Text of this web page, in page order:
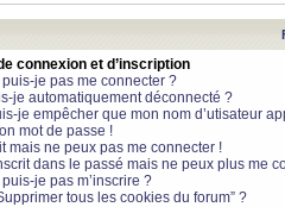
connexion et d’inscription
je pas me connecter ?
je automatiquement déconnecté ?
je empêcher que mon nom d’utisateur
mot de passe !
mais ne peux pas me connecter !
dans le passé mais ne peux plus me
je pas m’inscrire ?
tous les cookies du forum” ?